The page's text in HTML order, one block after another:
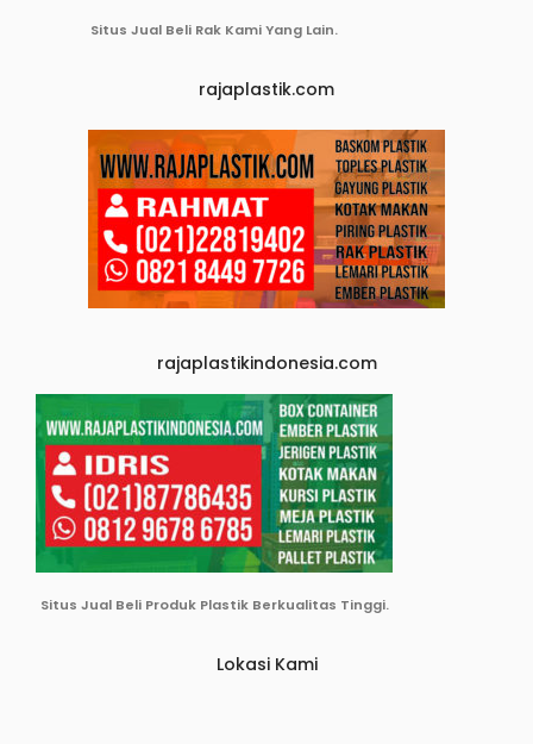
Situs Jual Beli Rak Kami Yang Lain.
rajaplastik.com
rajaplastikindonesia.com
Situs Jual Beli Produk Plastik Berkualitas Tinggi.
Lokasi Kami